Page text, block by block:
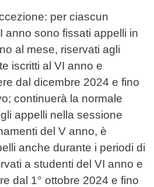
per ciascun
anno sono fissati appelli in
al mese, riservati agli
iscritti al VI anno e
dal dicembre 2024 e fino
continuerà la normale
appelli nella sessione
del V anno, è
anche durante i periodi di
a studenti del VI anno e
dal 1° ottobre 2024 e fino